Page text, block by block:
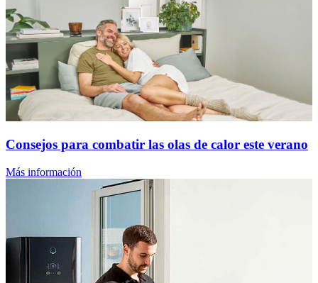
Consejos para combatir las olas de calor este verano
Más información